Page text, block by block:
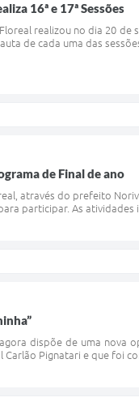
16ª e 17ª Sessões
realizou no dia 20 de
de cada uma das
de Final de ano
através do prefeito
participar. As atividades
dispõe de uma nova
Pignatari e que foi